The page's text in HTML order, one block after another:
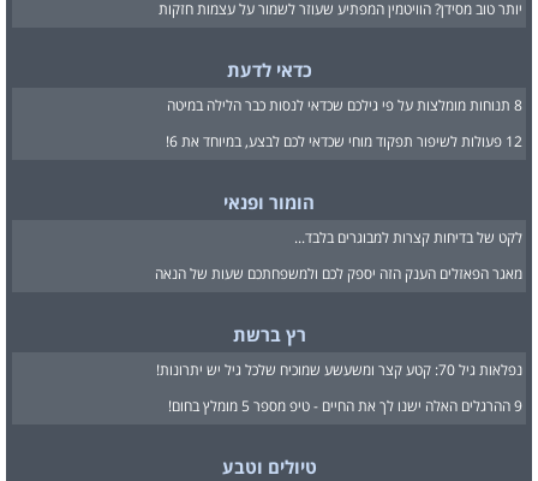
יותר טוב מסידן? הוויטמין המפתיע שעוזר לשמור על עצמות חזקות
כדאי לדעת
8 תנוחות מומלצות על פי גילכם שכדאי לנסות כבר הלילה במיטה
12 פעולות לשיפור תפקוד מוחי שכדאי לכם לבצע, במיוחד את 6!
הומור ופנאי
לקט של בדיחות קצרות למבוגרים בלבד...
מאגר הפאזלים הענק הזה יספק לכם ולמשפחתכם שעות של הנאה
רץ ברשת
נפלאות גיל 70: קטע קצר ומשעשע שמוכיח שלכל גיל יש יתרונות!
9 ההרגלים האלה ישנו לך את החיים - טיפ מספר 5 מומלץ בחום!
טיולים וטבע